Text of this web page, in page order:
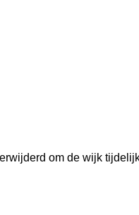
om de wijk